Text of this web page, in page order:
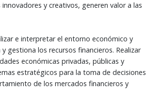
y creativos, generen valor a las
e interpretar el entorno económico y
gestiona los recursos financieros. Realizar
económicas privadas, públicas y
estratégicos para la toma de decisiones
de los mercados financieros y